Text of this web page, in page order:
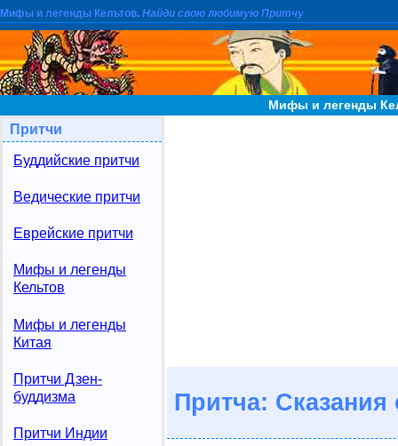
Мифы и легенды Кельтов. Найди свою любимую Притчу
Мифы и легенды
Притчи
Буддийские притчи
Ведические притчи
Еврейские притчи
Мифы и легенды
Кельтов
Мифы и легенды
Китая
Притчи Дзен-
буддизма
Притчи Индии
Притча: Сказания